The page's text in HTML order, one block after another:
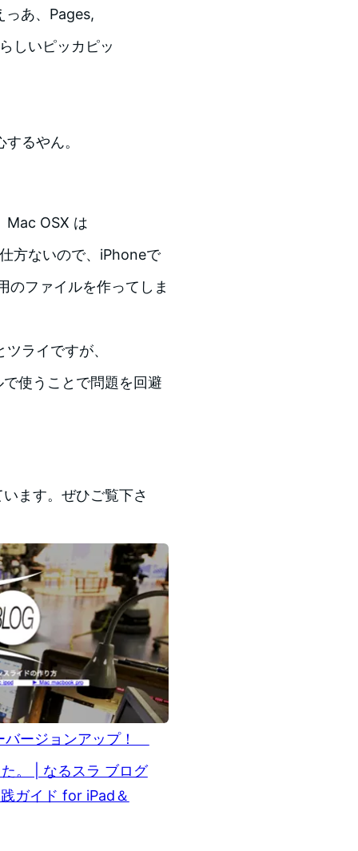
あ、Pages,
しいピッカピッ
るやん。
Mac OSX は
方ないので、iPhoneで
のファイルを作ってしま
ライですが、
使うことで問題を回避
ます。ぜひご覧下さ
バージョンアップ！
。 | なるスラ ブログ
ガイド for iPad＆